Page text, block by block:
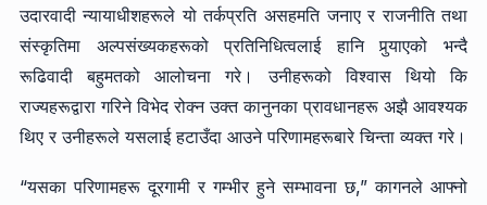
उदारवादी न्यायाधीशहरूले यो तर्कप्रति असहमति जनाए र राजनीति तथा
संस्कृतिमा अल्पसंख्यकहरूको प्रतिनिधित्वलाई हानि पुर्‍याएको भन्दै
रूढिवादी बहुमतको आलोचना गरे। उनीहरूको विश्वास थियो कि
राज्यहरूद्वारा गरिने विभेद रोक्न उक्त कानुनका प्रावधानहरू अझै आवश्यक
थिए र उनीहरूले यसलाई हटाउँदा आउने परिणामहरूबारे चिन्ता व्यक्त गरे।
“यसका परिणामहरू दूरगामी र गम्भीर हुने सम्भावना छ,” कागनले आफ्नो